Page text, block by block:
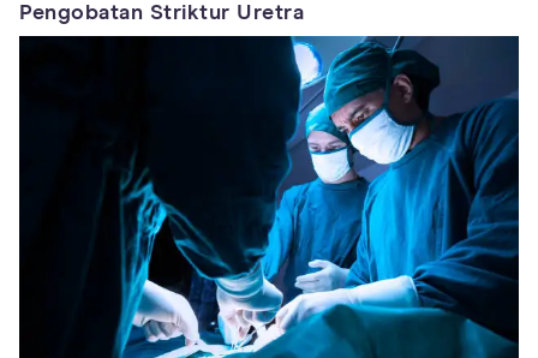
Pengobatan Striktur Uretra